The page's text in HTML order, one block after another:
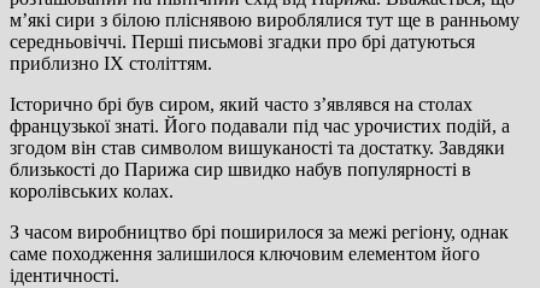
м’які сири з білою пліснявою вироблялися тут ще в ранньому
середньовіччі. Перші письмові згадки про брі датуються
приблизно IX століттям.
Історично брі був сиром, який часто з’являвся на столах
французької знаті. Його подавали під час урочистих подій, а
згодом він став символом вишуканості та достатку. Завдяки
близькості до Парижа сир швидко набув популярності в
королівських колах.
З часом виробництво брі поширилося за межі регіону, однак
саме походження залишилося ключовим елементом його
ідентичності.